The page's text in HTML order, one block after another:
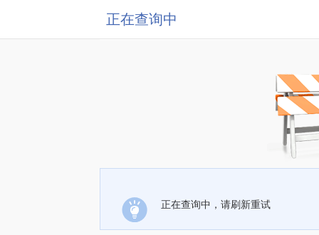
正在查询中
正在查询中，请刷新重试